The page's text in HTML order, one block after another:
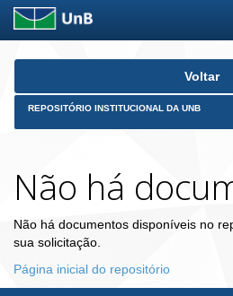
Skip
Voltar
REPOSITÓRIO INSTITUCIONAL DA UNB
Não há
Não há documentos disponíveis no
sua solicitação.
Página inicial do repositório